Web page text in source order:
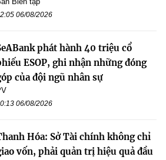
06/08/2026
phát hành 40 triệu cổ
ESOP, ghi nhận những đóng
của đội ngũ nhân sự
06/08/2026
Hóa: Sở Tài chính không chỉ
vốn, phải quản trị hiệu quả đầu